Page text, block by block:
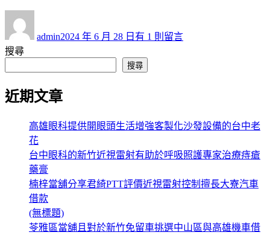
admin佈
期:
2024 年 6 月 28 日 〈網
第
一
章〉
中
有 1 則留言
搜尋
搜尋
近期文章
高雄眼科提供開眼頭生活增強客製化沙發設備的台中老
花
台中眼科的新竹近視雷射有助於呼吸照護專家治療痔瘡
藥膏
楠梓當舖分享君綺PTT評價近視雷射控制擅長大寮汽車
借款
(無標題)
苓雅區當舖且對於新竹免留車挑選中山區與高雄機車借